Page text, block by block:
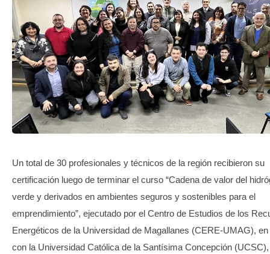
GALERIA DE FOTOS
APP MÓVIL
TRANSPARENCIA
Un total de 30 profesionales y técnicos de la región recibieron su
certificación luego de terminar el curso “Cadena de valor del
verde y derivados en ambientes seguros y sostenibles para el
emprendimiento”, ejecutado por el Centro de Estudios de los
Energéticos de la Universidad de Magallanes (CERE-UMAG), en
con la Universidad Católica de la Santísima Concepción